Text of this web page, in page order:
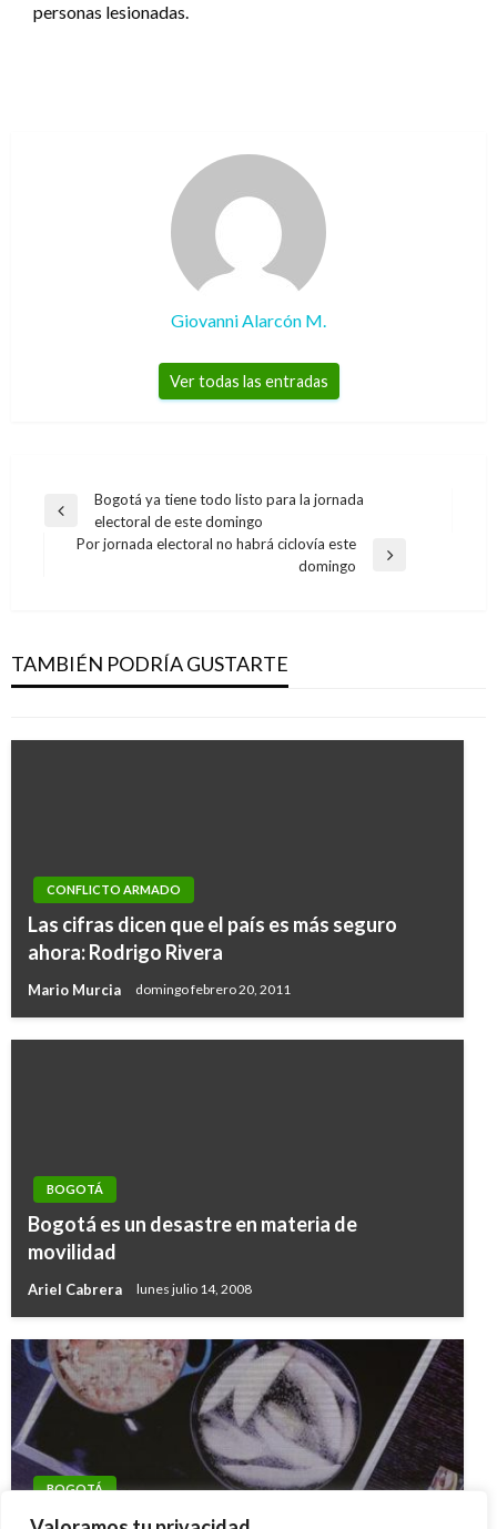
personas lesionadas.
Giovanni Alarcón M.
Ver todas las entradas
Navegación
Entrada
anterior
Bogotá ya tiene todo listo para la jornada
electoral de este domingo
Por jornada electoral no habrá ciclovía este
domingo
TAMBIÉN PODRÍA GUSTARTE
Águila
Giovanni Alarcón M. viernes enero 30, 2015
CONFLICTO ARMADO
Las cifras dicen que el país es más seguro
ahora: Rodrigo Rivera
Mario Murcia domingo febrero 20, 2011
BOGOTÁ
Bogotá es un desastre en materia de
movilidad
Ariel Cabrera lunes julio 14, 2008
BOGOTÁ
Regresa a Bogotá el foro Alimentarte con más